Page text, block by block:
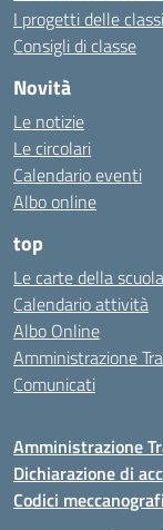
I progetti delle classi
Consigli di classe
Novità
Le notizie
Le circolari
Calendario eventi
Albo online
top
Le carte della scuola
Calendario attività
Albo Online
Amministrazione
Comunicati
Amministrazione
Dichiarazione di
Codici